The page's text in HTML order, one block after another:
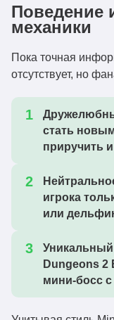
Поведение
механики
Пока точная
отсутствует, но
стать
приручить
игрока
или
Dungeons 2
мини-босс